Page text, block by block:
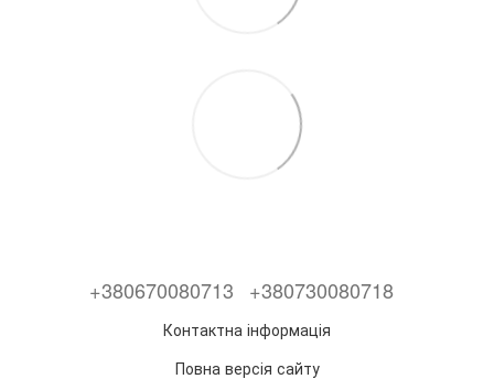
+380670080713 +380730080718
Контактна інформація
Повна версія сайту